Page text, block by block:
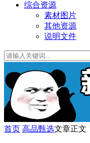
综合资源
素材图片
其他资源
说明文件
首页 高品甄选文章正文